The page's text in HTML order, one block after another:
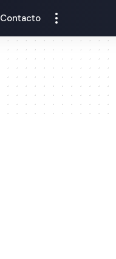
Contacto